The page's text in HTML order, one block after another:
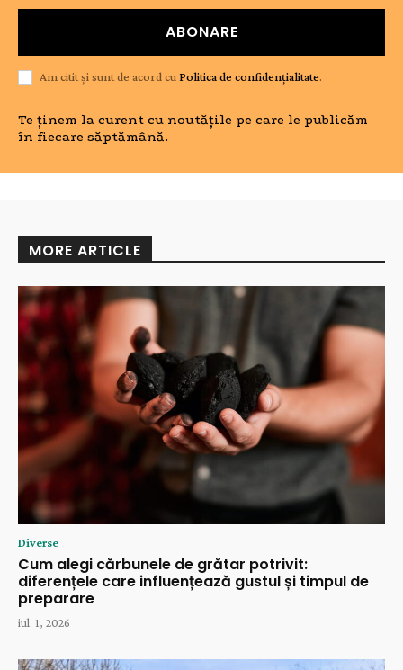
ABONARE
Am citit și sunt de acord cuPolitica de confidențialitate.
Te ținem la curent cu noutățile pe care le publicăm
în fiecare săptămână.
MORE ARTICLE
Diverse
Cum alegi cărbunele de grătar potrivit:
diferențele care influențează gustul și timpul de
preparare
iul. 1, 2026